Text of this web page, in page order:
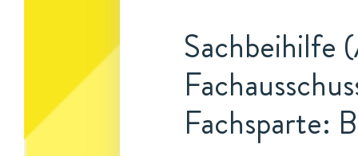
Sachbeihilfe
Fachsparte: